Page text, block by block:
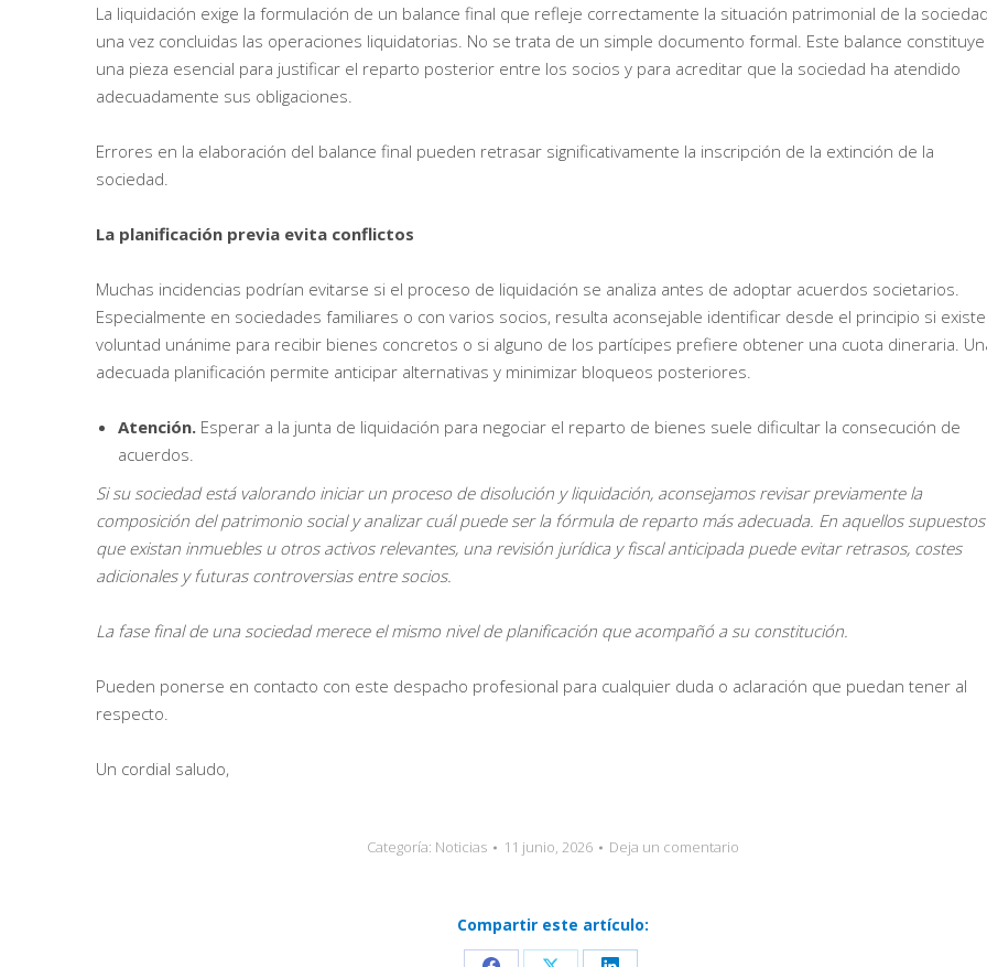
La liquidación exige la formulación de un balance final que refleje correctamente la situación patrimonial de la sociedad
una vez concluidas las operaciones liquidatorias. No se trata de un simple documento formal. Este balance constituye
una pieza esencial para justificar el reparto posterior entre los socios y para acreditar que la sociedad ha atendido
adecuadamente sus obligaciones.
Errores en la elaboración del balance final pueden retrasar significativamente la inscripción de la extinción de la
sociedad.
La planificación previa evita conflictos
Muchas incidencias podrían evitarse si el proceso de liquidación se analiza antes de adoptar acuerdos societarios.
Especialmente en sociedades familiares o con varios socios, resulta aconsejable identificar desde el principio si existe
voluntad unánime para recibir bienes concretos o si alguno de los partícipes prefiere obtener una cuota dineraria.
adecuada planificación permite anticipar alternativas y minimizar bloqueos posteriores.
Atención. Esperar a la junta de liquidación para negociar el reparto de bienes suele dificultar la consecución de
acuerdos.
Si su sociedad está valorando iniciar un proceso de disolución y liquidación, aconsejamos revisar previamente la
composición del patrimonio social y analizar cuál puede ser la fórmula de reparto más adecuada. En aquellos
que existan inmuebles u otros activos relevantes, una revisión jurídica y fiscal anticipada puede evitar retrasos, costes
adicionales y futuras controversias entre socios.
La fase final de una sociedad merece el mismo nivel de planificación que acompañó a su constitución.
Pueden ponerse en contacto con este despacho profesional para cualquier duda o aclaración que puedan tener al
respecto.
Un cordial saludo,
Categoría: Noticias 11 junio, 2026 Deja un comentario
Compartir este artículo: